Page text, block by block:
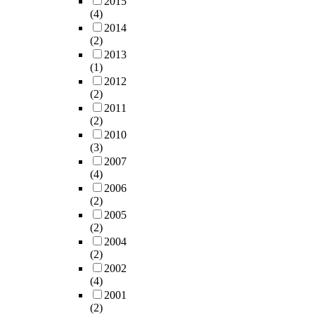
(4)
2014
(2)
2013
(1)
2012
(2)
2011
(2)
2010
(3)
2007
(4)
2006
(2)
2005
(2)
2004
(2)
2002
(4)
2001
(2)